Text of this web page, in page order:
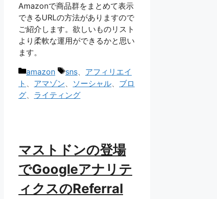
Amazonで商品群をまとめて表示
できるURLの方法がありますので
ご紹介します。欲しいものリスト
より柔軟な運用ができるかと思い
ます。
カ
ゴ
amazon
タ
sns
アフィリエイ
ト
アマゾン ソーシャル
ブロ
グ
ライティング
マストドンの登場
でGoogleアナリテ
ィクスのReferral